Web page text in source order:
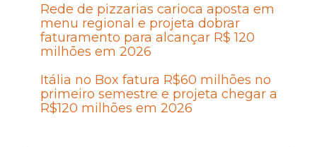
Rede de pizzarias carioca aposta em
menu regional e projeta dobrar
faturamento para alcançar R$ 120
milhões em 2026
Itália no Box fatura R$60 milhões no
primeiro semestre e projeta chegar a
R$120 milhões em 2026